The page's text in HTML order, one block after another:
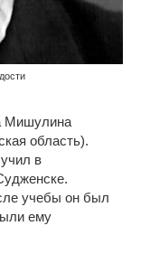
Мишулина
область).
в
учебы он был
ему